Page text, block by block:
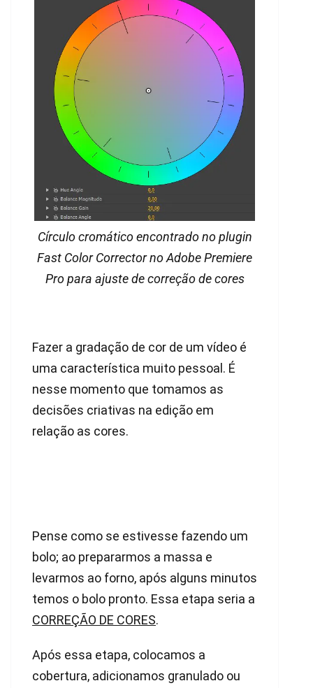
Círculo cromático encontrado no plugin
Fast Color Corrector no Adobe Premiere
Pro para ajuste de correção de cores
Fazer a gradação de cor de um vídeo é
uma característica muito pessoal. É
nesse momento que tomamos as
decisões criativas na edição em
relação as cores.
Pense como se estivesse fazendo um
bolo; ao prepararmos a massa e
levarmos ao forno, após alguns minutos
temos o bolo pronto. Essa etapa seria a
CORREÇÃO DE CORES.
Após essa etapa, colocamos a
cobertura, adicionamos granulado ou